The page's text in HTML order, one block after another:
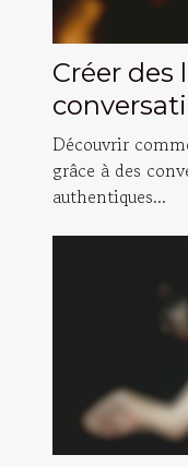
Créer des
Découvrir
grâce à des
authentiques...